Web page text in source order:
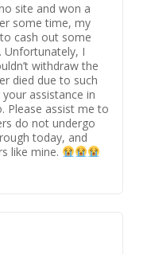
site and won a
some time, my
cash out some
Unfortunately, I
withdraw the
died due to such
assistance in
Please assist me to
do not undergo
today, and
like mine.